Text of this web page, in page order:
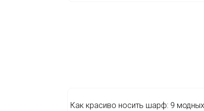
Как красиво носить шарф: 9